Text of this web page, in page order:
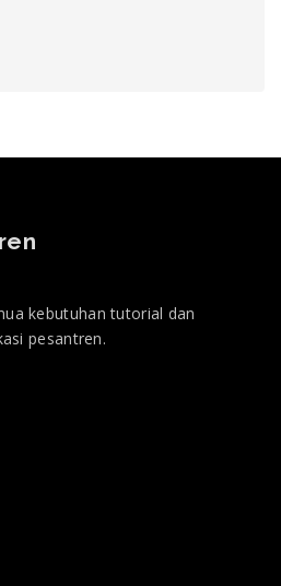
kebutuhan tutorial dan
pesantren.